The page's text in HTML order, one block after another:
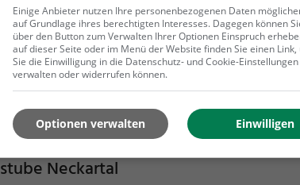
und Speisen überzeugt. Hier kann
Atmosphäre ein frisch gezapftes Bier
edlen Tropfen Wein genießen. Die Bar bietet
eine vielfältige Getränkekarte, sondern auch
und kleine Gerichte, die das Herz
höherschlagen lassen. Egal ob
Freunden auf einen Drink treffen möchte oder auf
nach einem Ort für ein entspanntes Dinner
S' Däle ist man immer bestens
Mehr erfahren
Neckartal
Einige Anbieter nutzen Ihre personenbezogenen Daten
auf Grundlage ihres berechtigten Interesses. Dagegen können
über den Button zum Verwalten Ihrer Optionen Einspruch
auf dieser Seite oder im Menü der Website finden Sie einen
Sie die Einwilligung in die Datenschutz- und Cookie-Einstellungen
verwalten oder widerrufen können.
Einwilligen
Optionen verwalten